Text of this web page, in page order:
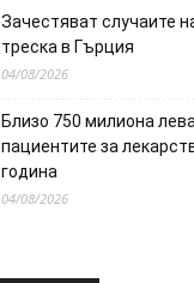
Зачестяват случаите
треска в Гърция
04/08/2026
Близо 750 милиона
пациентите за
година
04/08/2026